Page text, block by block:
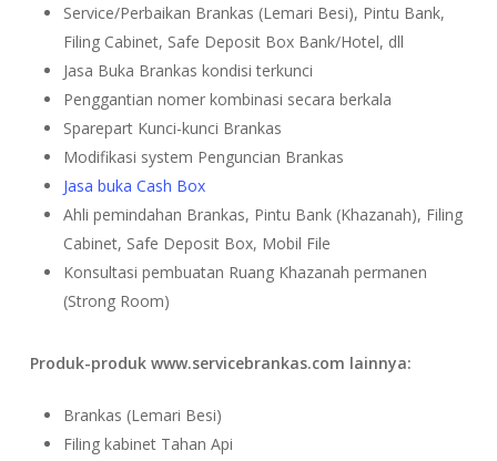
Service/Perbaikan Brankas (Lemari Besi), Pintu Bank,
Filing Cabinet, Safe Deposit Box Bank/Hotel, dll
Jasa Buka Brankas kondisi terkunci
Penggantian nomer kombinasi secara berkala
Sparepart Kunci-kunci Brankas
Modifikasi system Penguncian Brankas
Jasa buka Cash Box
Ahli pemindahan Brankas, Pintu Bank (Khazanah), Filing
Cabinet, Safe Deposit Box, Mobil File
Konsultasi pembuatan Ruang Khazanah permanen
(Strong Room)
Produk-produk www.servicebrankas.com lainnya:
Brankas (Lemari Besi)
Filing kabinet Tahan Api